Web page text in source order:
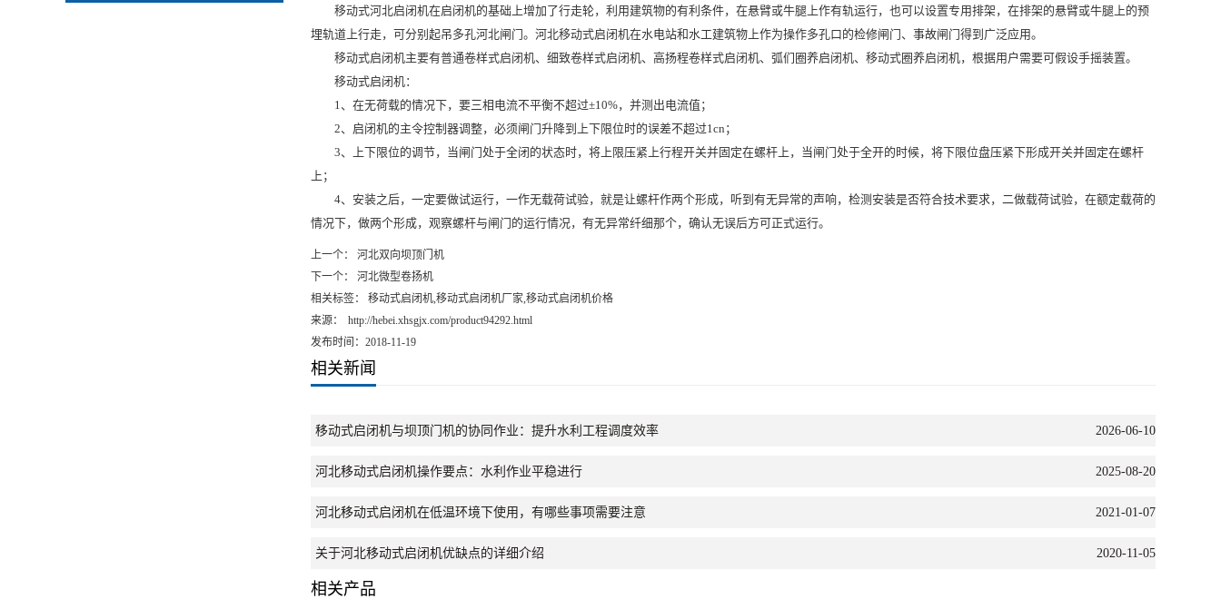
移动式河北启闭机在启闭机的基础上增加了行走轮，利用建筑物的有利条件，在悬臂或牛腿上作有轨运行，也可以设置专用排架，在排架的悬臂或牛腿上的预
埋轨道上行走，可分别起吊多孔河北闸门。 河北移动式启闭机在水电站和水工建筑物上作为操作多孔口的检修闸门、事故闸门得到广泛应用。
移动式启闭机主要有普通卷样式启闭机、细致卷样式启闭机、高扬程卷样式启闭机、弧们圈养启闭机、移动式圈养启闭机，根据用户需要可假设手摇装置。
移动式启闭机：
1、在无荷载的情况下，要三相电流不平衡不超过±10%，并测出电流值；
2、启闭机的主令控制器调整，必须闸门升降到上下限位时的误差不超过1cn；
3、上下限位的调节，当闸门处于全闭的状态时，将上限压紧上行程开关并固定在螺杆上，当闸门处于全开的时候，将下限位盘压紧下形成开关并固定在螺杆
上；
4、安装之后，一定要做试运行，一作无载荷试验，就是让螺杆作两个形成，听到有无异常的声响，检测安装是否符合技术要求，二做载荷试验，在额定载荷的
情况下，做两个形成，观察螺杆与闸门的运行情况，有无异常纤细那个，确认无误后方可正式运行。
上一个：
河北双向坝顶门机
下一个：
河北微型卷扬机
相关标签： 移动式启闭机,移动式启闭机厂家,移动式启闭机价格
来源：
http://hebei.xhsgjx.com/product94292.html
发布时间：2018-11-19
相关新闻
移动式启闭机与坝顶门机的协同作业：提升水利工程调度效率 2026-06-10
河北移动式启闭机操作要点：水利作业平稳进行 2025-08-20
河北移动式启闭机在低温环境下使用，有哪些事项需要注意 2021-01-07
关于河北移动式启闭机优缺点的详细介绍 2020-11-05
相关产品